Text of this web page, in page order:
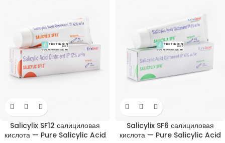
Salicylix SF12 салициловая
кислота — Pure Salicylic Acid
Salicylix SF6 салициловая
кислота — Pure Salicylic Acid